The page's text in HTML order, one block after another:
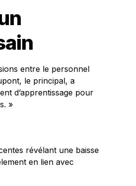
entre le personnel
le principal, a
d’apprentissage pour
»
révélant une baisse
en lien avec